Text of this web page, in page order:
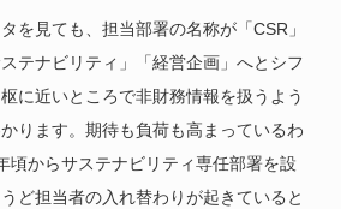
を見ても、担当部署の名称が「CSR」
ステナビリティ」「経営企画」へとシフ
に近いところで非財務情報を扱うよう
ります。期待も負荷も高まっているわ
頃からサステナビリティ専任部署を設
ど担当者の入れ替わりが起きていると